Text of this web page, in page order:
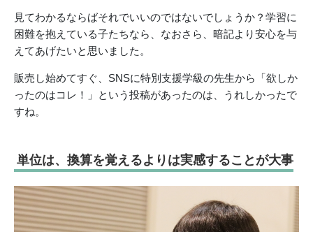
見てわかるならばそれでいいのではないでしょうか？学習に
困難を抱えている子たちなら、なおさら、暗記より安心を与
えてあげたいと思いました。
販売し始めてすぐ、SNSに特別支援学級の先生から「欲しか
ったのはコレ！」という投稿があったのは、うれしかったで
すね。
単位は、換算を覚えるよりは実感することが大事